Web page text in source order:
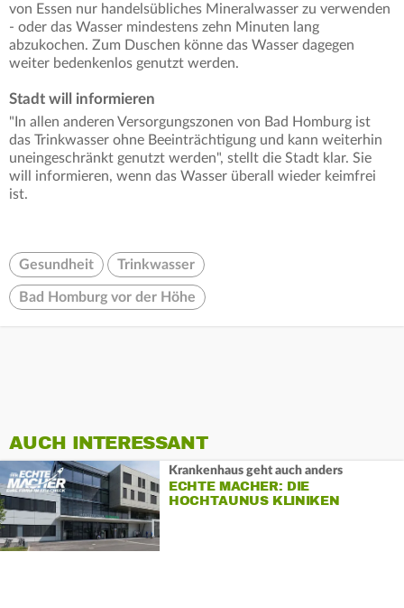
von Essen nur handelsübliches Mineralwasser zu verwenden
- oder das Wasser mindestens zehn Minuten lang
abzukochen. Zum Duschen könne das Wasser dagegen
weiter bedenkenlos genutzt werden.
Stadt will informieren
"In allen anderen Versorgungszonen von Bad Homburg ist
das Trinkwasser ohne Beeinträchtigung und kann weiterhin
uneingeschränkt genutzt werden", stellt die Stadt klar. Sie
will informieren, wenn das Wasser überall wieder keimfrei
ist.
Gesundheit Trinkwasser
Bad Homburg vor der Höhe
AUCH INTERESSANT
Krankenhaus geht auch anders
ECHTE MACHER: DIE
HOCHTAUNUS KLINIKEN